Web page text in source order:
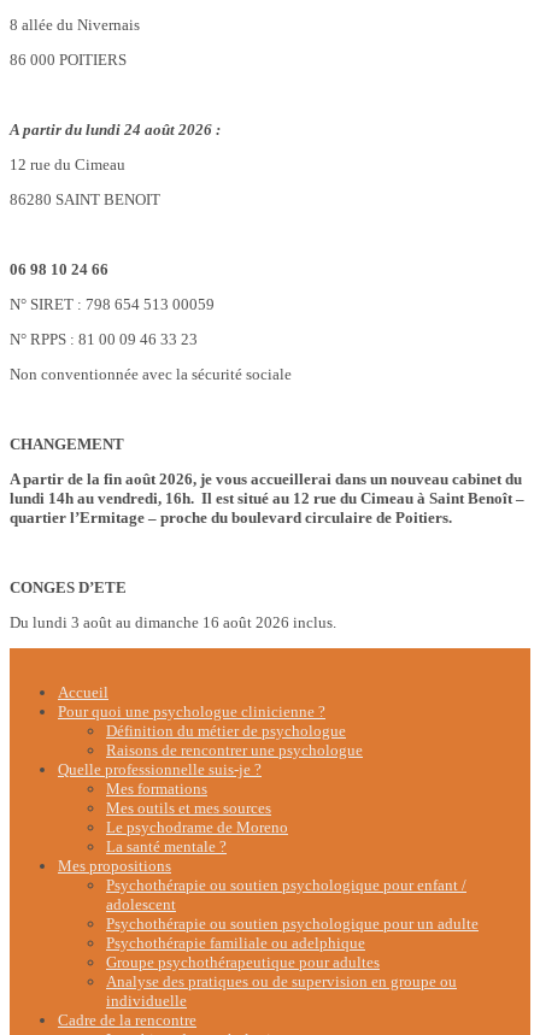
8 allée du Nivernais
86 000 POITIERS
A partir du lundi 24 août 2026 :
12 rue du Cimeau
86280 SAINT BENOIT
06 98 10 24 66
N° SIRET : 798 654 513 00059
N° RPPS : 81 00 09 46 33 23
Non conventionnée avec la sécurité sociale
CHANGEMENT
A partir de la fin août 2026, je vous accueillerai dans un nouveau cabinet du
lundi 14h au vendredi, 16h. Il est situé au 12 rue du Cimeau à Saint Benoît –
quartier l’Ermitage – proche du boulevard circulaire de Poitiers.
CONGES D’ETE
Du lundi 3 août au dimanche 16 août 2026 inclus.
Accueil
Pour quoi une psychologue clinicienne ?
Définition du métier de psychologue
Raisons de rencontrer une psychologue
Quelle professionnelle suis-je ?
Mes formations
Mes outils et mes sources
Le psychodrame de Moreno
La santé mentale ?
Mes propositions
Psychothérapie ou soutien psychologique pour enfant /
adolescent
Psychothérapie ou soutien psychologique pour un adulte
Psychothérapie familiale ou adelphique
Groupe psychothérapeutique pour adultes
Analyse des pratiques ou de supervision en groupe ou
individuelle
Cadre de la rencontre